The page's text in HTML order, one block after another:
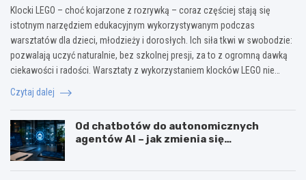
Klocki LEGO – choć kojarzone z rozrywką – coraz częściej stają się
istotnym narzędziem edukacyjnym wykorzystywanym podczas
warsztatów dla dzieci, młodzieży i dorosłych. Ich siła tkwi w swobodzie:
pozwalają uczyć naturalnie, bez szkolnej presji, za to z ogromną dawką
ciekawości i radości. Warsztaty z wykorzystaniem klocków LEGO nie…
Czytaj dalej
Od chatbotów do autonomicznych
agentów AI – jak zmienia się